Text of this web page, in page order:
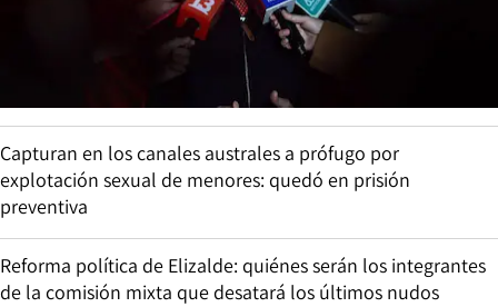
Capturan en los canales australes a prófugo por
explotación sexual de menores: quedó en prisión
preventiva
Reforma política de Elizalde: quiénes serán los integrantes
de la comisión mixta que desatará los últimos nudos